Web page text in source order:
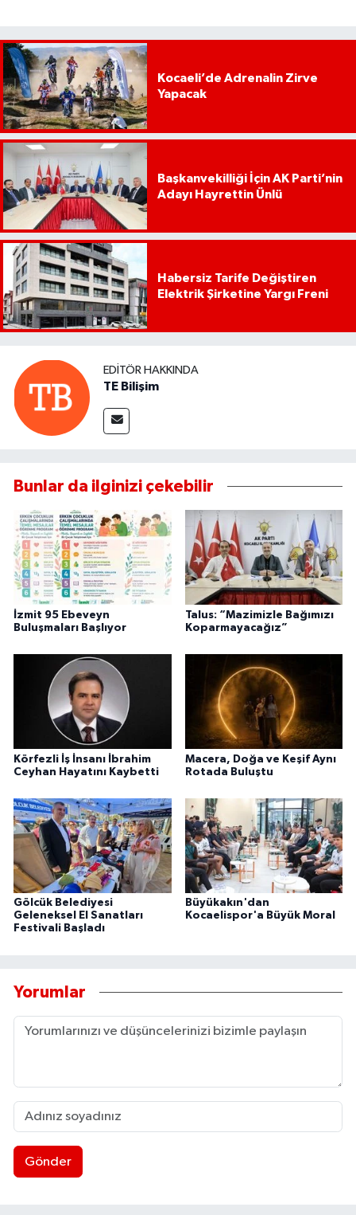
Kocaeli’de Adrenalin Zirve
Yapacak
Başkanvekilliği İçin AK Parti’nin
Adayı Hayrettin Ünlü
Habersiz Tarife Değiştiren
Elektrik Şirketine Yargı Freni
EDITÖR HAKKINDA
TE Bilişim
Bunlar da ilginizi çekebilir
İzmit 95 Ebeveyn
Buluşmaları Başlıyor
Talus: “Mazimizle Bağımızı
Koparmayacağız”
Körfezli İş İnsanı İbrahim
Ceyhan Hayatını Kaybetti
Macera, Doğa ve Keşif Aynı
Rotada Buluştu
Gölcük Belediyesi
Geleneksel El Sanatları
Festivali Başladı
Büyükakın'dan
Kocaelispor'a Büyük Moral
Yorumlar
Gönder